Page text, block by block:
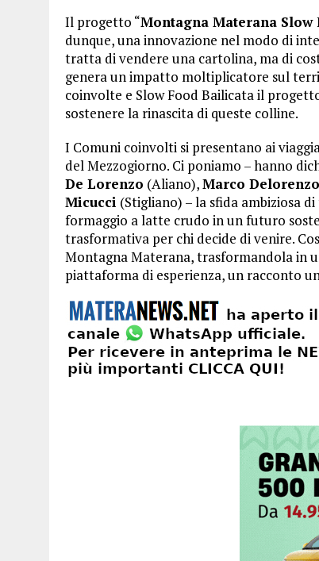
Il progetto “Montagna Materana Slow
dunque, una innovazione nel modo di
tratta di vendere una cartolina, ma di
genera un impatto moltiplicatore sul
coinvolte e Slow Food Bailicata il
sostenere la rinascita di queste colline.
I Comuni coinvolti si presentano ai
del Mezzogiorno. Ci poniamo – hanno
De Lorenzo (Aliano),Marco Delorenzo
Micucci (Stigliano) – la sfida ambiziosa
formaggio a latte crudo in un futuro
trasformativa per chi decide di venire.
Montagna Materana, trasformandola in
piattaforma di esperienza, un racconto